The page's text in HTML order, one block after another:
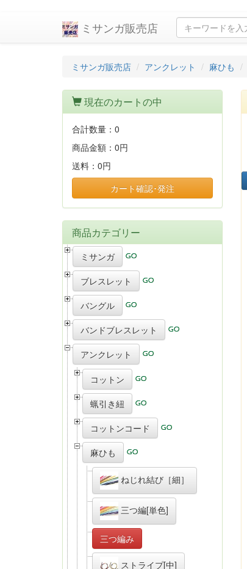
ミサンガ販売店
ミサンガ販売店 アンクレット 麻ひも
現在のカートの中
合計数量： 0
商品金額： 0円
送料： 0円
カート確認･発注
商品カテゴリー
ミサンガ
ブレスレット
バングル
バンドブレスレット
アンクレット
コットン
蝋引き紐
コットンコード
麻ひも
ねじれ結び［細］
三つ編[単色]
三つ編み
ストライプ[中]